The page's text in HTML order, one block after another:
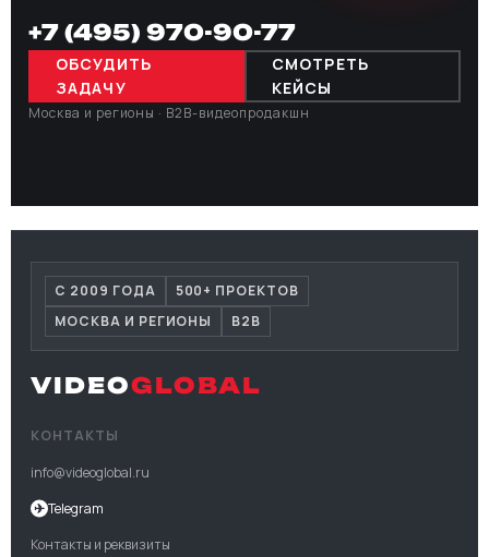
+7 (495) 970-90-77
ОБСУДИТЬ
ЗАДАЧУ
СМОТРЕТЬ
КЕЙСЫ
Москва и регионы · B2B-видеопродакшн
С 2009 ГОДА
500+ ПРОЕКТОВ
МОСКВА И РЕГИОНЫ
B2B
VIDEOGLOBAL
КОНТАКТЫ
info@videoglobal.ru
✈Telegram
Контакты и реквизиты